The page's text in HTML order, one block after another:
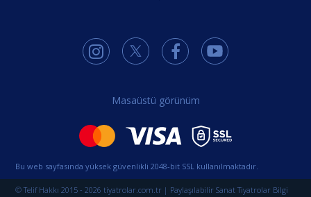
Masaüstü görünüm
Bu web sayfasında yüksek güvenlikli 2048-bit SSL kullanılmaktadır.
© Telif Hakkı 2015 - 2026 tiyatrolar.com.tr | Paylaşılabilir Sanat Tiyatrolar Bilgi